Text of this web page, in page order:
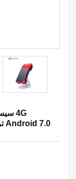
Android 7.0 ترمینال Pos با یکپارچه سازی اسکنر بارکد